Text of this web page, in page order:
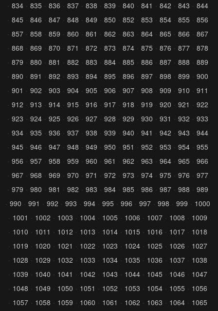
834
835 836 837 838 839 840 841 842 843
844
845
846 847 848 849 850 852 853 854 855
856
857
858 859 860 861 862 863 864 865 866
867
868
869 870 871 872 873 874 875 876 877
878
879
880 881 882 883 884 885 886 887 888
889
890
891 892 893 894 895 896 897 898 899
900
901
902 903 904 905 906 907 908 909 910
911
912
913 914 915 916 917 918 919 920 921
922
923
924 925 926 927 928 929 930 931 932
933
934
935 936 937 938 939 940 941 942 943
944
945
946 947 948 949 950 951 952 953 954
955
956
957 958 959 960 961 962 963 964 965
966
967
968 969 970 971 972 973 974 975 976
977
979
980 981 982 983 984 985 986 987 988
989
990
991 992 993 994 995 996 997 998 999
1000
1001
1002 1003 1004 1005 1006 1007 1008
1009
1010
1011 1012 1013 1014 1015 1016 1017
1018
1019
1020 1021 1022 1023 1024 1025 1026
1027
1028
1029 1032 1033 1034 1035 1036 1037
1038
1039
1040 1041 1042 1043 1044 1045 1046
1047
1048
1049 1050 1051 1052 1053 1054 1055
1056
1057
1058 1059 1060 1061 1062 1063 1064
1065